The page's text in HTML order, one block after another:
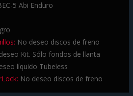
5 Abi Enduro
No deseo discos de freno
Kit. Sólo fondos de llanta
líquido Tubeless
No deseo discos de freno